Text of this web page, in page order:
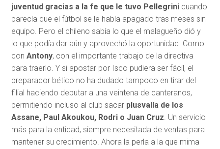
juventud gracias a la fe que le tuvo Pellegrinicuando
parecía que el fútbol se le había apagado tras meses sin
equipo. Pero el chileno sabía lo que el malagueño dió y
lo que podía dar aún y aprovechó la oportunidad. Como
con Antony, con el importante trabajo de la directiva
para traerlo. Y si apostar por Isco pudiera ser fácil, el
preparador bético no ha dudado tampoco en tirar del
filial haciendo debutar a una veintena de canteranos,
permitiendo incluso al club sacar plusvalía de los
Assane, Paul Akoukou, Rodri o Juan Cruz. Un servicio
más para la entidad, siempre necesitada de ventas para
mantener su crecimiento. Ahora la perla a la que mima